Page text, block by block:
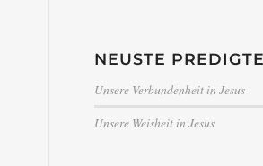
NEUSTE
Unsere Verbundenheit in Jesus
Unsere Weisheit in Jesus